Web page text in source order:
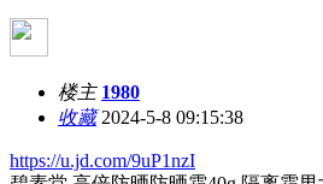
楼主 1980
收藏2024-5-8 09:15:38
https://u.jd.com/9uP1nzI